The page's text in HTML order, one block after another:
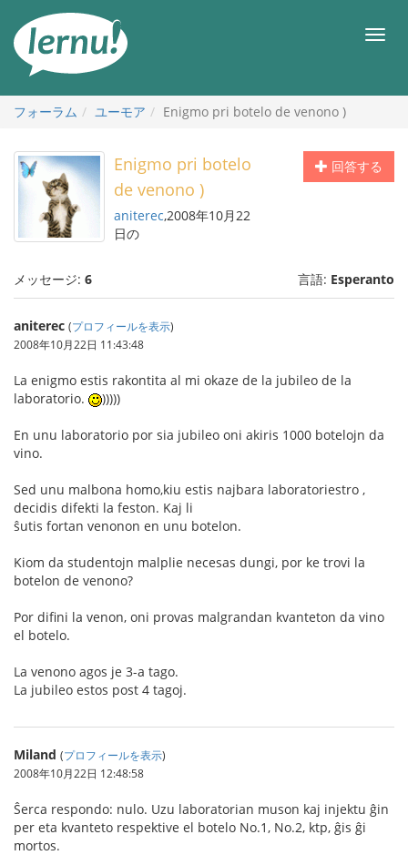
メ
フォーラム
ユーモア Enigmo pri botelo de venono )
回答する
Enigmo pri botelo
de venono )
aniterec,2008年10月22
日の
メッセージ: 6 言語: Esperanto
aniterec (プロフィールを表示)
2008年10月22日 11:43:48
La enigmo estis rakontita al mi okaze de la jubileo de la
laboratorio.
)))))
En unu laboratorio por sia jubileo oni akiris 1000 botelojn da
vino.
Sed unu malbona homo,kiu estis najbara laboratoriestro ,
decidis difekti la feston. Kaj li
ŝutis fortan venonon en unu botelon.
Kiom da studentojn malplie necesas dungi, por ke trovi la
botelon de venono?
Por difini la venon, oni provas malgrandan kvanteton da vino
el botelo.
La venono agos je 3-a tago.
La jubileo estos post 4 tagoj.
Miland (プロフィールを表示)
2008年10月22日 12:48:58
Ŝerca respondo: nulo. Uzu laboratorian muson kaj injektu ĝin
per eta kvanteto respektive el botelo No.1, No.2, ktp, ĝis ĝi
mortos.